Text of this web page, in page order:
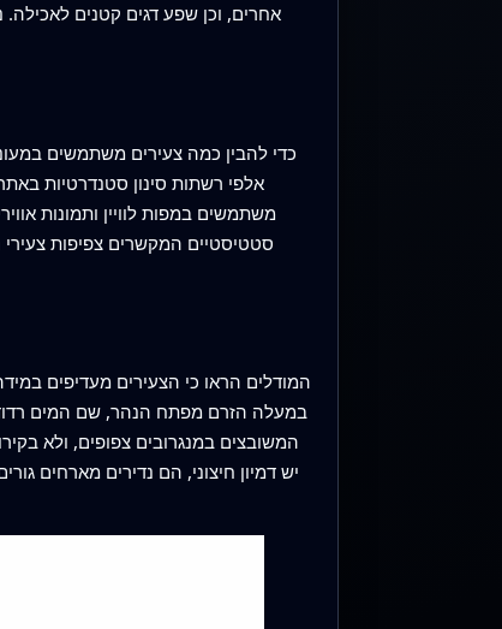
אחרים, וכן שפע דגים קטנים לאכילה.
אלפי רשתות סינון סטנדרטיות
משתמשים במפות לוויין ותמונות
סטטיסטיים המקשרים צפיפות
במעלה הזרם מפתח הנהר, שם המים